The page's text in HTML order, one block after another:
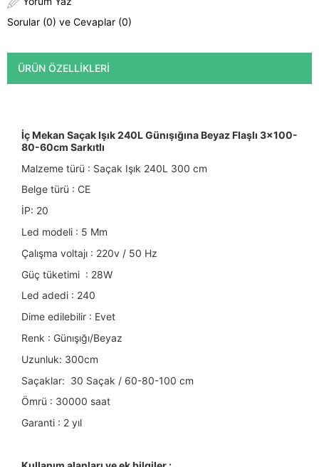
Sorular (0) ve Cevaplar (0)
ÜRÜN ÖZELLIKLERI
İç Mekan Saçak Işık240L Günışığına Beyaz Flaşlı 3x100-
80-60cm Sarkıtlı
Malzeme türü : Saçak Işık 240L 300 cm
Belge türü : CE
İP: 20
Led modeli : 5 Mm
Çalışma voltajı : 220v / 50 Hz
Güç tüketimi : 28W
Led adedi : 240
Dime edilebilir : Evet
Renk : Günışığı/Beyaz
Uzunluk: 300cm
Saçaklar: 30 Saçak / 60-80-100 cm
Ömrü : 30000 saat
Garanti : 2 yıl